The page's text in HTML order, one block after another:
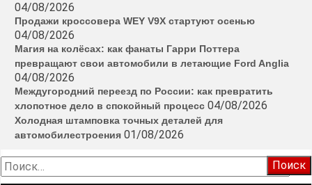
04/08/2026
Продажи кроссовера WEY V9X стартуют осенью
04/08/2026
Магия на колёсах: как фанаты Гарри Поттера
превращают свои автомобили в летающие Ford Anglia
04/08/2026
Междугородний переезд по России: как превратить
хлопотное дело в спокойный процесс 04/08/2026
Холодная штамповка точных деталей для
автомобилестроения 01/08/2026
Найти: